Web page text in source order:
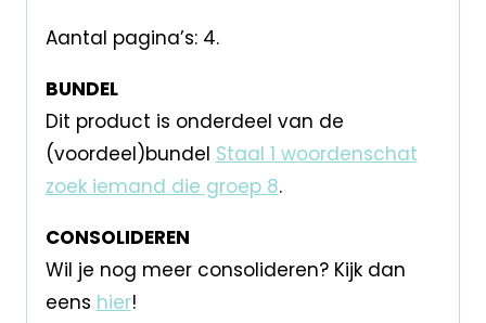
Aantal pagina’s: 4.
BUNDEL
Dit product is onderdeel van de
(voordeel)bundel Staal 1 woordenschat
zoek iemand die groep 8.
CONSOLIDEREN
Wil je nog meer consolideren? Kijk dan
eens hier!